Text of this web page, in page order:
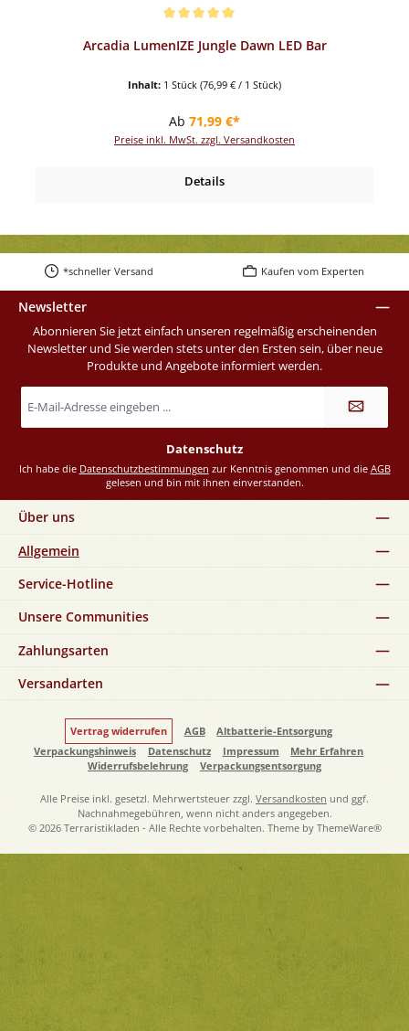
Arcadia LumenIZE Jungle Dawn LED Bar
Inhalt: 1 Stück (76,99 € / 1 Stück)
Regulärer Preis:
Ab 71,99 €*
Preise inkl. MwSt. zzgl. Versandkosten
Details
*schneller Versand Kaufen vom Experten
Newsletter
Abonnieren Sie jetzt einfach unseren regelmäßig erscheinenden
Newsletter und Sie werden stets unter den Ersten sein, über neue
Produkte und Angebote informiert werden.
Mail-
Datenschutz
Ich habe die Datenschutzbestimmungen zur Kenntnis genommen und die AGB
gelesen und bin mit ihnen einverstanden.
Über uns
Allgemein
Service-Hotline
Unsere Communities
Zahlungsarten
Versandarten
Vertrag widerrufen AGB
Altbatterie-Entsorgung
Verpackungshinweis
Datenschutz Impressum
Mehr Erfahren
Widerrufsbelehrung
Verpackungsentsorgung
Alle Preise inkl. gesetzl. Mehrwertsteuer zzgl. Versandkosten und ggf.
Nachnahmegebühren, wenn nicht anders angegeben.
© 2026 Terraristikladen - Alle Rechte vorbehalten. Theme by ThemeWare®